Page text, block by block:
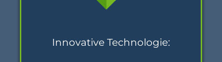
Innovative Technologie: